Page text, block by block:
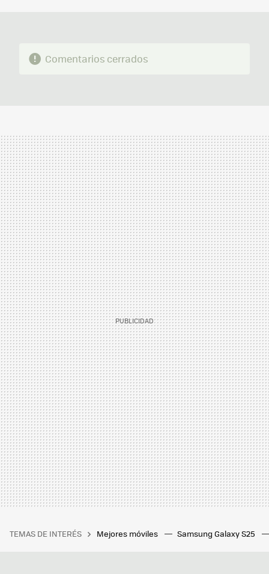
Comentarios cerrados
TEMAS DE INTERÉS Mejores móviles Samsung Galaxy S25